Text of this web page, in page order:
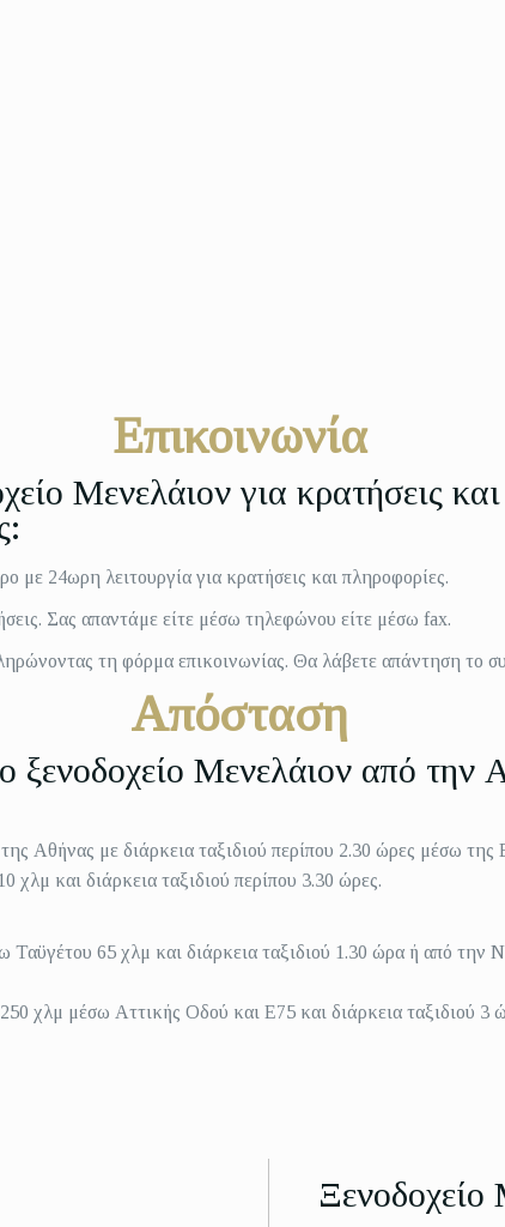
Επικοινωνία
Μενελάιον για κρατήσεις
24ωρη λειτουργία για κρατήσεις και πληροφορίες.
Σας απαντάμε είτε μέσω τηλεφώνου είτε μέσω fax.
τη φόρμα επικοινωνίας. Θα λάβετε απάντηση το
Απόσταση
Μενελάιον από την
Αθήνας με διάρκεια ταξιδιού περίπου 2.30 ώρες μέσω της
και διάρκεια ταξιδιού περίπου 3.30 ώρες.
Ταϋγέτου 65 χλμ και διάρκεια ταξιδιού 1.30 ώρα ή από
χλμ μέσω Αττικής Οδού και Ε75 και διάρκεια ταξιδιού 3
Ξενοδοχείο